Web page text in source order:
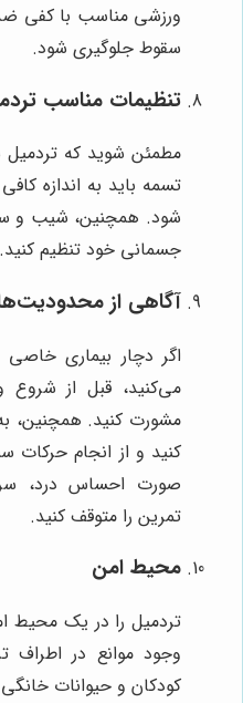
ورزشی مناسب با کفی
سقوط جلوگیری شود.
تنظیمات مناسب
مطمئن شوید که
تسمه باید به اندازه
شود. همچنین، شیب و
جسمانی خود تنظیم کنید.
آگاهی از
اگر دچار بیماری
می‌کنید، قبل از
مشورت کنید. همچنین،
کنید و از انجام حرکات
صورت احساس درد،
تمرین را متوقف کنید.
محیط امن
تردمیل را در یک محیط
وجود موانع در اطراف
کودکان و حیوانات خانگی